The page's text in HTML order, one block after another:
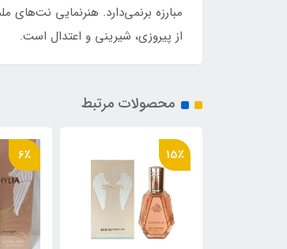
مبارزه برنمی‌دارد. هنرنمایی
از پیروزی، شیرینی و اعتدال است.
محصولات مرتبط